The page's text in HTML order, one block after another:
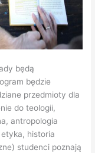
będą
będzie
przedmioty dla
do teologii,
antropologia
historia
studenci poznają